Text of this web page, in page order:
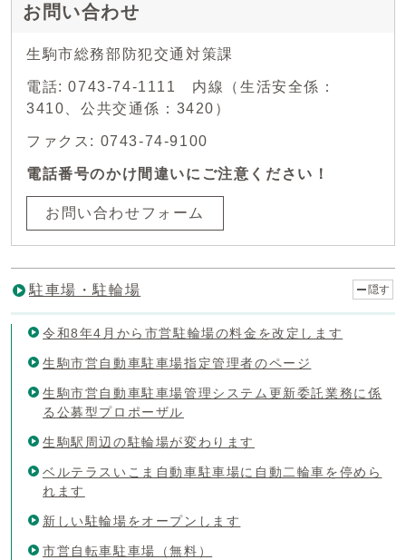
お問い合わせ
生駒市総務部防犯交通対策課
電話: 0743-74-1111 内線（生活安全係：
3410、公共交通係：3420）
ファクス: 0743-74-9100
電話番号のかけ間違いにご注意ください！
お問い合わせフォーム
駐車場・駐輪場 隠す
令和8年4月から市営駐輪場の料金を改定します
生駒市営自動車駐車場指定管理者のページ
生駒市営自動車駐車場管理システム更新委託業務に係
る公募型プロポーザル
生駒駅周辺の駐輪場が変わります
ベルテラスいこま自動車駐車場に自動二輪車を停めら
れます
新しい駐輪場をオープンします
市営自転車駐車場（無料）